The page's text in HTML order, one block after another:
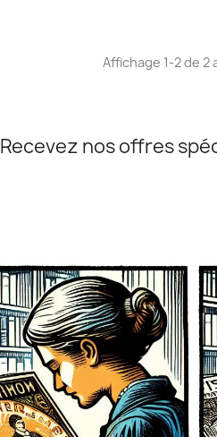
Affichage 1-2 de 2
Recevez nos offres